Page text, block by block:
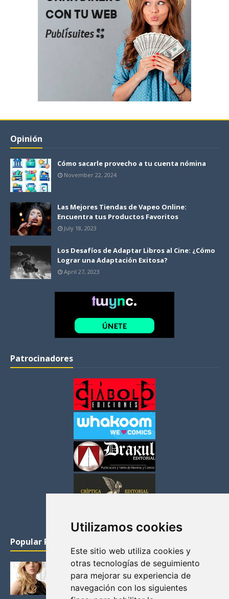
Utilizamos cookies
Este sitio web utiliza cookies y
otras tecnologías de seguimiento
para mejorar su experiencia de
navegación con los siguientes
Opinión
Cómo sacarle provecho a tu cuenta nómina
November 22, 2024
Las Mejores Tiendas de Vapeo Online:
Encuentra tus Productos Favoritos
July 18, 2023
Los Desafíos de Adaptar Libros al Cine: ¿Cómo
Lograr una Adaptación Exitosa?
April 27, 2023
Patrocinadores
Popular Posts
KATHERYN WINNICK: LA ACTRIZ MAS GUAPA DE
VIKINGOS
Junio 14, 2013